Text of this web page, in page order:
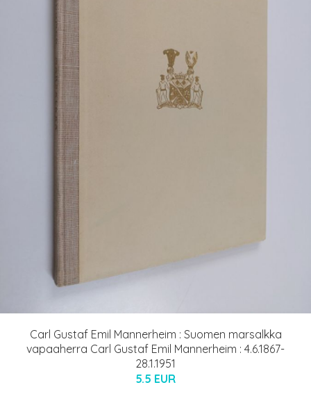
Carl Gustaf Emil Mannerheim : Suomen marsalkka
vapaaherra Carl Gustaf Emil Mannerheim : 4.6.1867-
28.1.1951
5.5 EUR